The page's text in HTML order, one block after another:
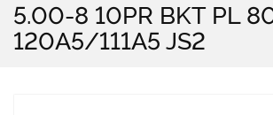
5.00-8 10PR BKT PL
120A5/111A5 JS2